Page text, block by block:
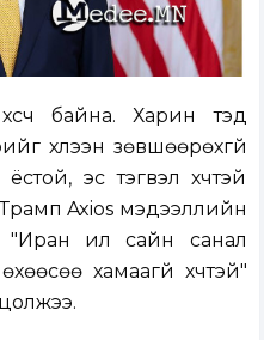
байна. Харин тэд
хүлээн зөвшөөрөхгүй
эс тэгвэл хүчтэй
Axios мэдээллийн
илүү сайн санал
хамаагүй хүчтэй"